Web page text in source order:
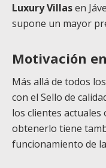
Luxury Villasen
supone un mayor
Motivación
Más allá de todos
con el Sello de
los clientes
obtenerlo tiene
funcionamiento de